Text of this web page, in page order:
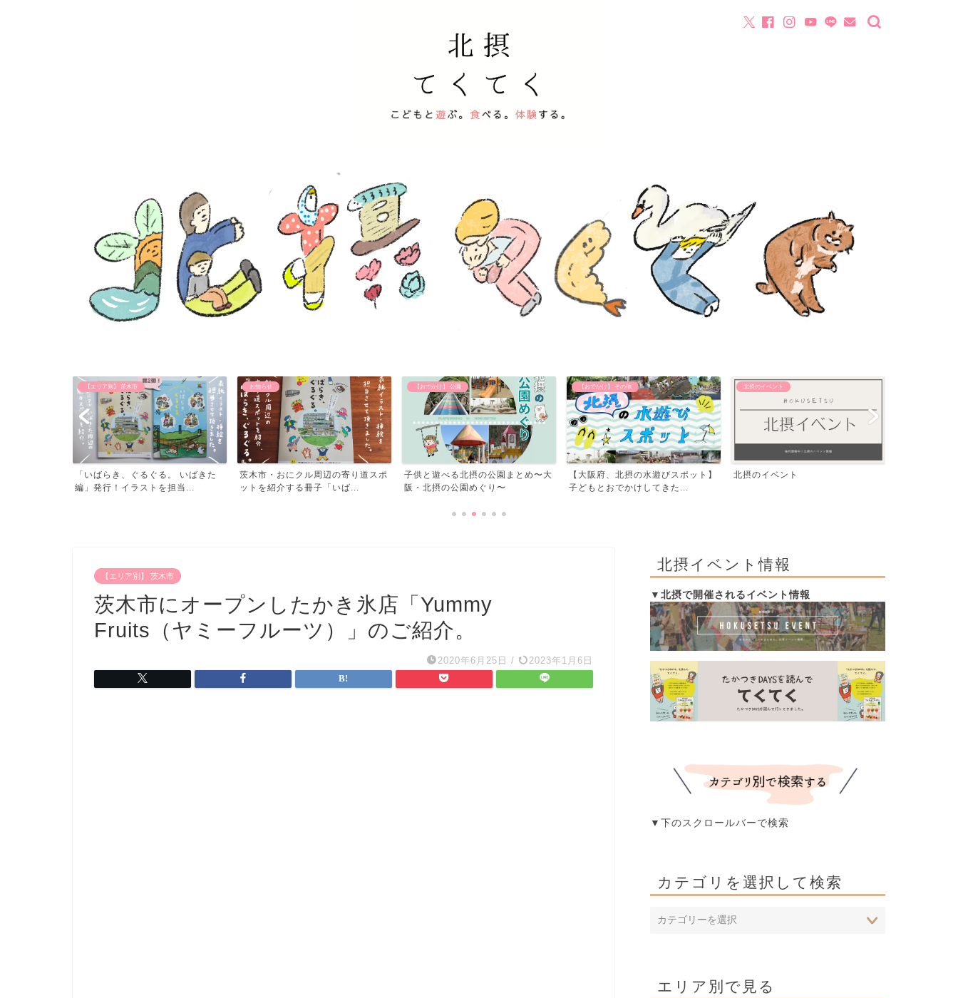
お知らせ
茨木市・おにクル周辺の寄り道スポ
ットを紹介する冊子「いば...
【おでかけ】 公園
子供と遊べる北摂の公園まとめ〜大
阪・北摂の公園めぐり〜
【おでかけ】 その他
【大阪府、北摂の水遊びスポット】
子どもとおでかけしてきた...
北摂のイベント
北摂のイベント
【おでかけ】 その他
飛行機が間近で見える！豊中つばさ
【エリア別】 茨木市
茨木市にオープンしたかき氷店「Yummy
Fruits（ヤミーフルーツ）」のご紹介。
2020年6月25日 / 2023年1月6日
北摂イベント情報
▼北摂で開催されるイベント情報
▼下のスクロールバーで検索
カテゴリを選択して検索
エリア別で見る